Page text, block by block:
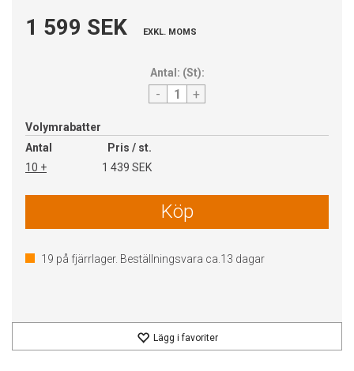
1 599 SEK EXKL. MOMS
Antal: (St):
- +
Volymrabatter
Antal
Pris / st.
10 +
1 439 SEK
Köp
19 på fjärrlager. Beställningsvara ca. 13 dagar
Lägg i favoriter